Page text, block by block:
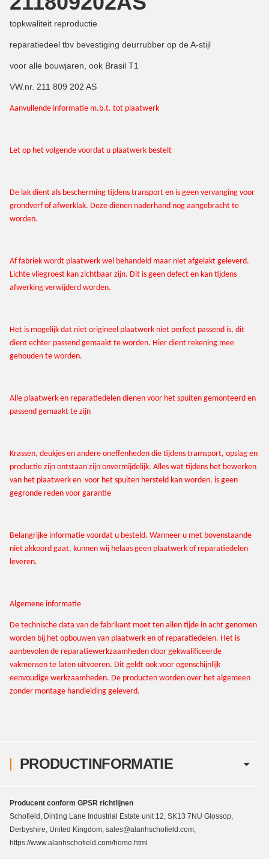
PRODUCTINFORMATIE
topkwaliteit reproductie
reparatiedeel tbv bevestiging deurrubber op de A-stijl
voor alle bouwjaren, ook Brasil T1
VW.nr. 211 809 202 AS
Aanvullende informatie m.b.t. tot plaatwerk
Let op het volgende voordat u plaatwerk bestelt
De lak dient als bescherming tijdens transport en is geen vervanging voor
grondverf of afwerklak. Deze dienen naderhand nog aangebracht te
worden.
Af fabriek wordt plaatwerk wel behandeld maar niet afgelakt geleverd.
Lichte vliegroest kan zichtbaar zijn. Dit is geen defect en kan tijdens
afwerking verwijderd worden.
Het is mogelijk dat niet origineel plaatwerk niet perfect passend is, dit
dient echter passend gemaakt te worden. Hier dient rekening mee
gehouden te worden.
Alle plaatwerk en reparatiedelen dienen voor het spuiten gemonteerd en
passend gemaakt te zijn
Krassen, deukjes en andere oneffenheden die tijdens tramsport, opslag en
productie zijn ontstaan zijn onvermijdelijk. Alles wat tijdens het bewerken
van het plaatwerk en voor het spuiten hersteld kan worden, is geen
gegronde reden voor garantie
Belangrijke informatie voordat u besteld. Wanneer u met bovenstaande
niet akkoord gaat, kunnen wij helaas geen plaatwerk of reparatiedelen
leveren.
Algemene informatie
De technische data van de fabrikant moet ten allen tijde in acht genomen
worden bij het opbouwen van plaatwerk en of reparatiedelen. Het is
aanbevolen de reparatiewerkzaamheden door gekwalificeerde
vakmensen te laten uitvoeren. Dit geldt ook voor ogenschijnlijk
eenvoudige werkzaamheden. De producten worden over het algemeen
zonder montage handleiding geleverd.
Producent conform GPSR richtlijnen
Schofield, Dinting Lane Industrial Estate unit 12, SK13 7NU Glossop,
Derbyshire, United Kingdom, sales@alanhschofield.com,
https://www.alanhschofield.com/home.html